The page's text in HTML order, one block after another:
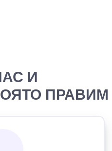
И
ПРАВИМ